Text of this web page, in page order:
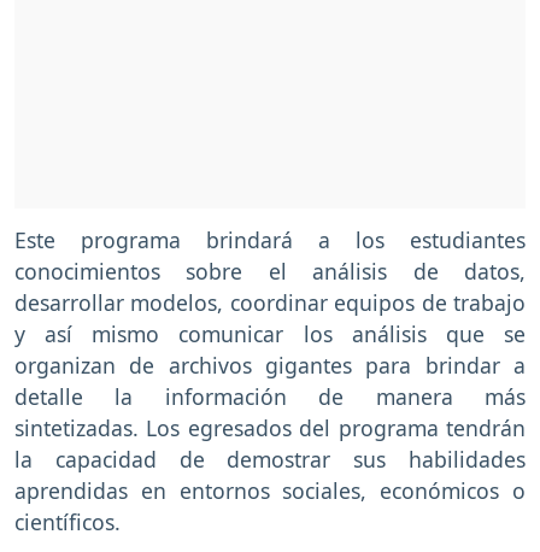
Este programa brindará a los estudiantes
conocimientos sobre el análisis de datos,
desarrollar modelos, coordinar equipos de trabajo
y así mismo comunicar los análisis que se
organizan de archivos gigantes para brindar a
detalle la información de manera más
sintetizadas. Los egresados del programa tendrán
la capacidad de demostrar sus habilidades
aprendidas en entornos sociales, económicos o
científicos.